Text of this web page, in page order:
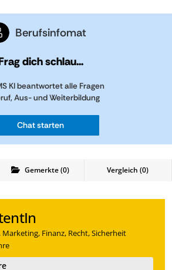
Berufsinfomat
dich schlau...
KI beantwortet alle Fragen
Aus- und Weiterbildung
Chat starten
Gemerkte(0) Vergleich (0)
Finanz, Recht, Sicherheit